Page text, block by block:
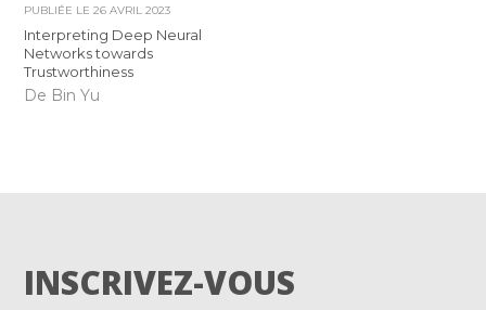
PUBLIÉE LE26 AVRIL 2023
Interpreting Deep Neural
Networks towards
Trustworthiness
De Bin Yu
INSCRIVEZ-VOUS